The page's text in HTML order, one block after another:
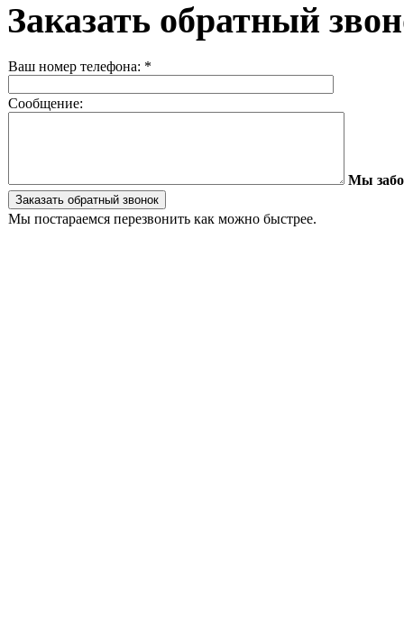
Заказать обратный
Ваш номер телефона: *
Сообщение:
Мы
Мы постараемся перезвонить как можно быстрее.